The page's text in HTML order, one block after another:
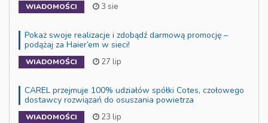
WIADOMOŚCI 3 sie
Pokaż swoje realizacje i zdobądź darmową promocję –
podążaj za Haier’em w sieci!
WIADOMOŚCI 27 lip
CAREL przejmuje 100% udziałów spółki Cotes, czołowego
dostawcy rozwiązań do osuszania powietrza
WIADOMOŚCI 23 lip